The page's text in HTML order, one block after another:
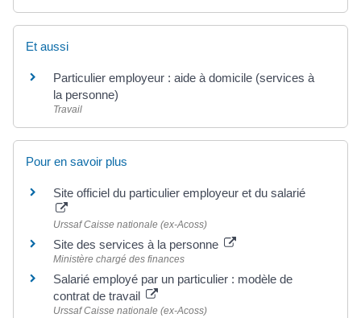
Et aussi
Particulier employeur : aide à domicile (services à
la personne)
Travail
Pour en savoir plus
Site officiel du particulier employeur et du salarié
Urssaf Caisse nationale (ex-Acoss)
Site des services à la personne
Ministère chargé des finances
Salarié employé par un particulier : modèle de
contrat de travail
Urssaf Caisse nationale (ex-Acoss)